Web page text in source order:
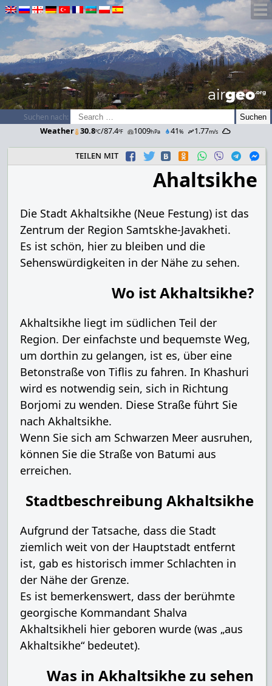
airGEO.oRg
Suchen nach:
Weather 30.8ºC/87.4ºF 1009hPa 41% 1.77m/s
teilen mit
Ahaltsikhe
Die Stadt Akhaltsikhe (Neue Festung) ist das
Zentrum der Region Samtskhe-Javakheti.
Es ist schön, hier zu bleiben und die
Sehenswürdigkeiten in der Nähe zu sehen.
Wo ist Akhaltsikhe?
Akhaltsikhe liegt im südlichen Teil der
Region. Der einfachste und bequemste Weg,
um dorthin zu gelangen, ist es, über eine
Betonstraße von Tiflis zu fahren. In Khashuri
wird es notwendig sein, sich in Richtung
Borjomi zu wenden. Diese Straße führt Sie
nach Akhaltsikhe.
Wenn Sie sich am Schwarzen Meer ausruhen,
können Sie die Straße von Batumi aus
erreichen.
Stadtbeschreibung Akhaltsikhe
Aufgrund der Tatsache, dass die Stadt
ziemlich weit von der Hauptstadt entfernt
ist, gab es historisch immer Schlachten in
der Nähe der Grenze.
Es ist bemerkenswert, dass der berühmte
georgische Kommandant Shalva
Akhaltsikheli hier geboren wurde (was „aus
Akhaltsikhe“ bedeutet).
Was in Akhaltsikhe zu sehen